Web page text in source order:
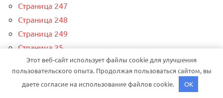
Страница 247
Страница 248
Страница 249
Страница 25
Страница 250
Страница 251
Страница 252
Этот веб-сайт использует файлы cookie для улучшения
пользовательского опыта. Продолжая пользоваться сайтом, вы
даете согласие на использование файлов cookie.
OK